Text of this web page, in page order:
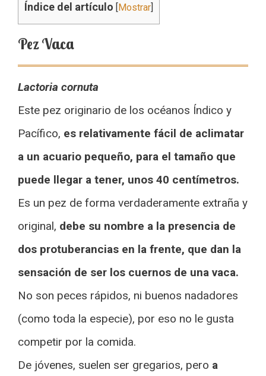
Índice del artículo [Mostrar]
Pez Vaca
Lactoria cornuta
Este pez originario de los océanos Índico y
Pacífico, es relativamente fácil de aclimatar
a un acuario pequeño, para el tamaño que
puede llegar a tener, unos 40 centímetros.
Es un pez de forma verdaderamente extraña y
original, debe su nombre a la presencia de
dos protuberancias en la frente, que dan la
sensación de ser los cuernos de una vaca.
No son peces rápidos, ni buenos nadadores
(como toda la especie), por eso no le gusta
competir por la comida.
De jóvenes, suelen ser gregarios, pero a